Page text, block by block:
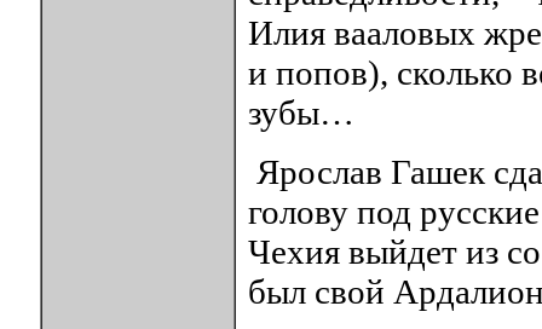
Илия вааловых
и попов), сколько
зубы…
Ярослав Гашек
голову под
Чехия выйдет из
был свой